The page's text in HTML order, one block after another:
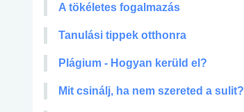
A tökéletes fogalmazás
Tanulási tippek otthonra
Plágium - Hogyan kerüld el?
Mit csinálj, ha nem szereted a sulit?